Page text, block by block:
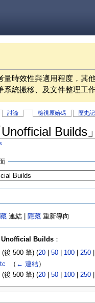
量時效性與適用程度，其
系統搬移、及文件整理工
討論 檢視原始碼 歷史
Builds
連結 | 隱藏 重新導向
Unofficial Builds：
後 500 筆) (20| 50| 100| 250
（ ← 連結）
後 500 筆) (20| 50| 100| 250